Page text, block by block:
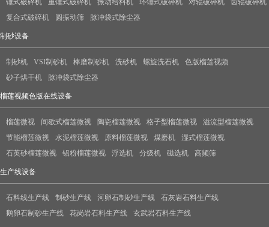
锤式破碎机
重锤式破碎机 振动给料机 环锤式破碎机 对辊破碎机
齿辊破碎机
复合式破碎机
圆振动筛 脉冲袋式除尘器
制砂设备
制砂机 VSI制砂机 棒磨制砂机 洗砂机 螺旋洗石机
色版榴莲视频
砂子烘干机
脉冲袋式除尘器
榴莲视频色版在线设备
榴莲微视 间歇式榴莲微视 陶瓷榴莲微视 格子型榴莲微视
溢流型榴莲微视
节能榴莲微视
水泥榴莲微视 原料榴莲微视 煤磨机
湿式榴莲微视
石英砂榴莲微视
铝粉榴莲微视 浮选机 分级机 磁选机 高频筛
生产线设备
石料线生产线 制砂生产线 河卵石制砂生产线
石灰岩石料生产线
鹅卵石制砂生产线
花岗岩石料生产线 玄武岩石料生产线